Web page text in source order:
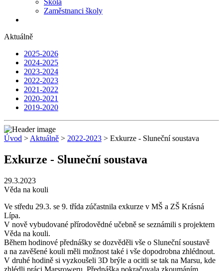
Škola
Zaměstnanci školy
Aktuálně
2025-2026
2024-2025
2023-2024
2022-2023
2021-2022
2020-2021
2019-2020
Úvod > Aktuálně > 2022-2023 > Exkurze - Sluneční soustava
Exkurze - Sluneční soustava
29.3.2023
Věda na kouli
Ve středu 29.3. se 9. třída zúčastnila exkurze v MŠ a ZŠ Krásná
Lípa.
V nově vybudované přírodovědné učebně se seznámili s projektem
Věda na kouli.
Během hodinové přednášky se dozvěděli vše o Sluneční soustavě
a na zavěšené kouli měli možnost také i vše dopodrobna zhlédnout.
V druhé hodině si vyzkoušeli 3D brýle a ocitli se tak na Marsu, kde
zhlédli práci Marsroweru. Přednáška pokračovala zkoumáním